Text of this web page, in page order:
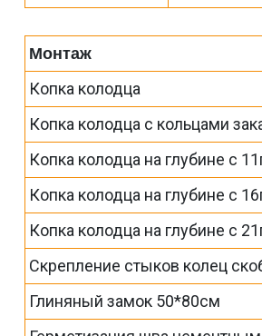
Монтаж
Копка колодца
Копка колодца с кольцами
Копка колодца на глубине с
Копка колодца на глубине с
Копка колодца на глубине с
Скрепление стыков колец
Глиняный замок 50*80см